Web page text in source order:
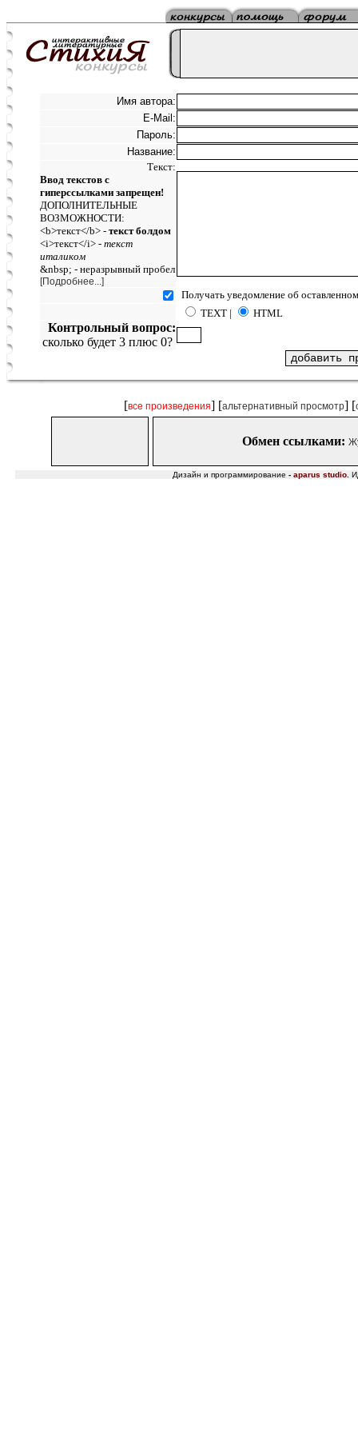
Имя автора:
E-Mail:
Пароль:
Название:
Текст:
Ввод текстов с
гиперссылками запрещен!
ДОПОЛНИТЕЛЬНЫЕ
ВОЗМОЖНОСТИ:
<b>текст</b> - текст болдом
<i>текст</i> - текст
италиком
&nbsp; - неразрывный пробел
[Подробнее...]
Получать уведомление об
TEXT |
HTML
Контрольный вопрос:
сколько будет 3 плюс 0?
[все произведения] [альтернативный просмотр] [
Обмен ссылками:
Дизайн и программирование - aparus studio.